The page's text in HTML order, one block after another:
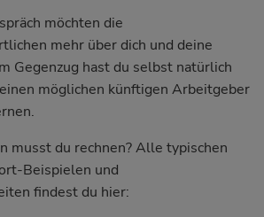
möchten die
mehr über dich und deine
Gegenzug hast du selbst natürlich
möglichen künftigen Arbeitgeber
musst du rechnen? Alle typischen
Beispielen und
findest du hier: